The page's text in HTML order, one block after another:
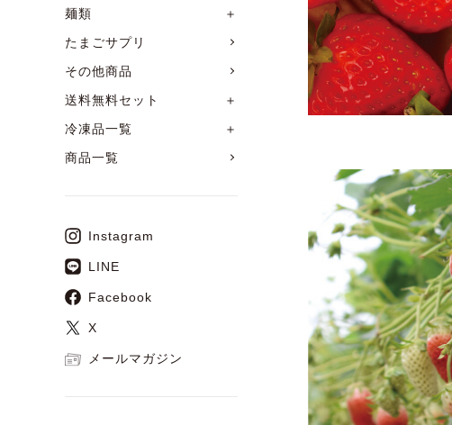
麺類
＋
たまごサプリ
その他商品
送料無料セット
＋
冷凍品一覧
＋
商品一覧
Instagram
LINE
Facebook
X
メールマガジン